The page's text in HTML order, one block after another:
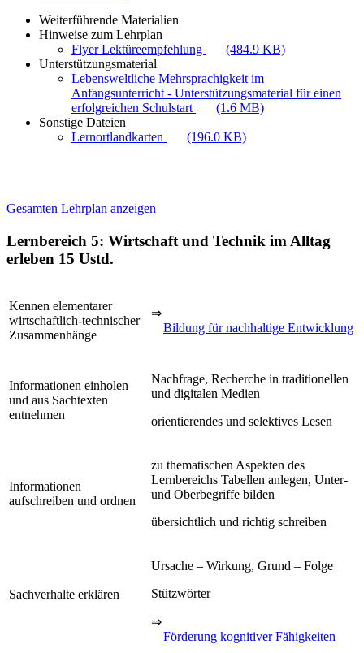
Weiterführende Materialien
Hinweise zum Lehrplan
Flyer Lektüreempfehlung
(484.9 KB)
Unterstützungsmaterial
Lebensweltliche Mehrsprachigkeit im
Anfangsunterricht - Unterstützungsmaterial für einen
erfolgreichen Schulstart
(1.6 MB)
Sonstige Dateien
Lernortlandkarten
(196.0 KB)
Gesamten Lehrplan anzeigen
Lernbereich 5: Wirtschaft und Technik im Alltag
erleben 15 Ustd.
Kennen elementarer
wirtschaftlich-technischer
Zusammenhänge
⇒
Bildung für nachhaltige Entwicklung
Informationen einholen
und aus Sachtexten
entnehmen
Nachfrage, Recherche in traditionellen
und digitalen Medien
orientierendes und selektives Lesen
Informationen
aufschreiben und ordnen
zu thematischen Aspekten des
Lernbereichs Tabellen anlegen, Unter-
und Oberbegriffe bilden
übersichtlich und richtig schreiben
Sachverhalte erklären
Ursache – Wirkung, Grund – Folge
Stützwörter
⇒
Förderung kognitiver Fähigkeiten